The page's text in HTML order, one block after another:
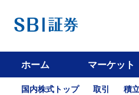
ホーム マーケット
国内株式トップ 取引 積